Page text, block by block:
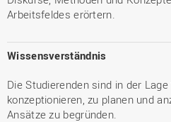
Arbeitsfeldes erörtern.
Wissensverständnis
Die Studierenden sind in der
konzeptionieren, zu planen und
Ansätze zu begründen.